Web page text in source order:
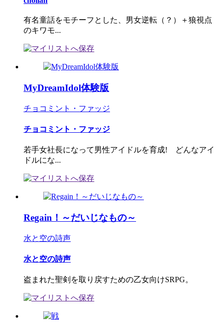
有名童話をモチーフとした、男女逆転（？）＋狼視点
のキワモ...
MyDreamIdol体験版
チョコミント・ファッジ
チョコミント・ファッジ
若手女社長になって男性アイドルを育成! どんなアイ
ドルにな...
Regain！～だいじなもの～
水と空の詩声
水と空の詩声
盗まれた聖剣を取り戻すための乙女向けSRPG。